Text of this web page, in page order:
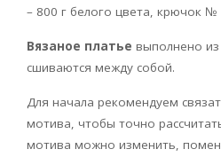
– 800 г белого цвета, крючок
Вязаное платье выполнено
сшиваются между собой.
Для начала рекомендуем
мотива, чтобы точно
мотива можно изменить,